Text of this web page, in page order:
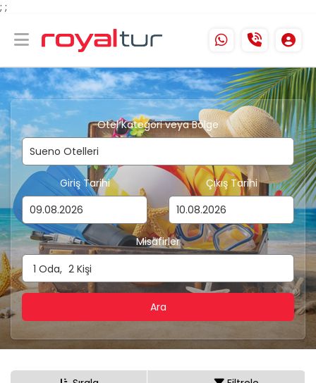
; ;
Otel Kategori veya Bölge
Giriş Tarihi Çıkış Tarihi
Misafirler
1 Oda, 2 Kişi
Ara